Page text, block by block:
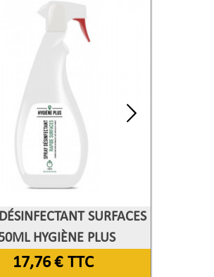
Plus
SURFACES
HYGIÈNE PLUS
17,76 € TTC